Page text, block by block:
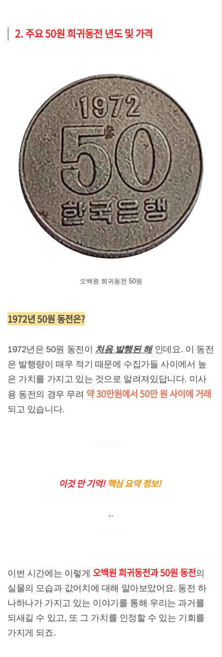
2. 주요 50원 희귀동전 년도 및 가격
오백원 희귀동전 50원
1972년 50원 동전은?
1972년은 50원 동전이 처음 발행된 해 인데요. 이 동전
은 발행량이 매우 적기 때문에 수집가들 사이에서 높
은 가치를 가지고 있는 것으로 알려져있답니다. 미사
용 동전의 경우 무려 약 30만원에서 50만 원 사이에 거래
되고 있습니다.
이것 만 기억!핵심 요약 정보!
,.
이번 시간에는 이렇게 오백원 희귀동전과 50원 동전의
실물의 모습과 값어치에 대해 알아보았어요. 동전 하
나하나가 가지고 있는 이야기를 통해 우리는 과거를
되새길 수 있고, 또 그 가치를 인정할 수 있는 기회를
가지게 되죠.